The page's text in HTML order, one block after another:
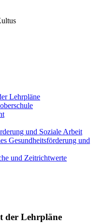
Lehrpläne
und Soziale Arbeit
Gesundheitsförderung und
und Zeitrichtwerte
der Lehrpläne